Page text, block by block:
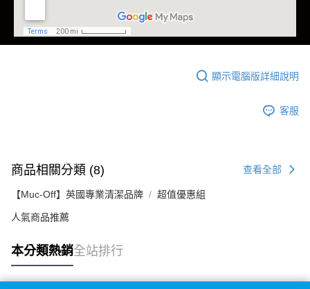
顯示電腦版詳細說明
客服
商品相關分類 (8) 查看全部
【Muc-Off】英國專業清潔品牌 超值優惠組
人氣商品推薦
本分類熱銷全站排行